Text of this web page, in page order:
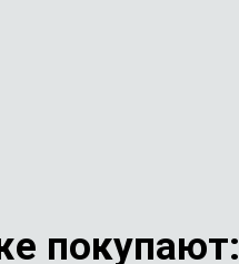
покупают: